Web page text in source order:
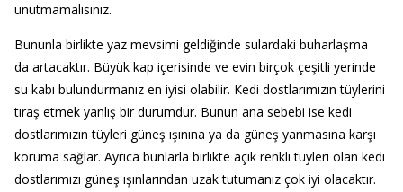
unutmamalısınız.
Bununla birlikte yaz mevsimi geldiğinde sulardaki buharlaşma
da artacaktır. Büyük kap içerisinde ve evin birçok çeşitli yerinde
su kabı bulundurmanız en iyisi olabilir. Kedi dostlarımızın tüylerini
tıraş etmek yanlış bir durumdur. Bunun ana sebebi ise kedi
dostlarımızın tüyleri güneş ışınına ya da güneş yanmasına karşı
koruma sağlar. Ayrıca bunlarla birlikte açık renkli tüyleri olan kedi
dostlarımızı güneş ışınlarından uzak tutumanız çok iyi olacaktır.